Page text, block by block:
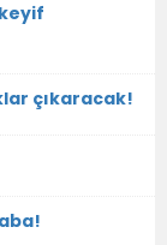
çıkaracak!